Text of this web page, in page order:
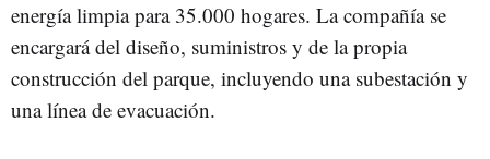
energía limpia para 35.000 hogares. La compañía se
encargará del diseño, suministros y de la propia
construcción del parque, incluyendo una subestación y
una línea de evacuación.